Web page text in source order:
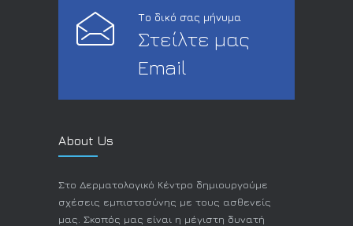
Το δικό σας μήνυμα
Στείλτε μας
Email
About Us
Στο Δερματολογικό Κέντρο δημιουργούμε
σχέσεις εμπιστοσύνης με τους ασθενείς
μας. Σκοπός μας είναι η μέγιστη δυνατή